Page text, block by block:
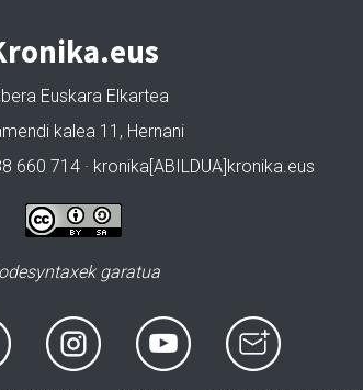
Euskara Elkartea
kalea 11, Hernani
660 714 · kronika[ABILDUA]kronika.eus
garatua